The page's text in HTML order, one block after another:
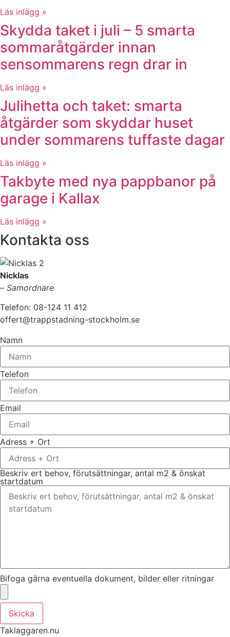
Läs inlägg »
Skydda taket i juli – 5 smarta
sommaråtgärder innan
sensommarens regn drar in
Läs inlägg »
Julihetta och taket: smarta
åtgärder som skyddar huset
under sommarens tuffaste dagar
Läs inlägg »
Takbyte med nya pappbanor på
garage i Kallax
Läs inlägg »
Kontakta oss
Nicklas
– Samordnare
Telefon: 08-124 11 412
offert@trappstadning-stockholm.se
Namn
Telefon
Email
Adress + Ort
Beskriv ert behov, förutsättningar, antal m2 & önskat
startdatum
Bifoga gärna eventuella dokument, bilder eller ritningar
Skicka
Taklaggaren.nu